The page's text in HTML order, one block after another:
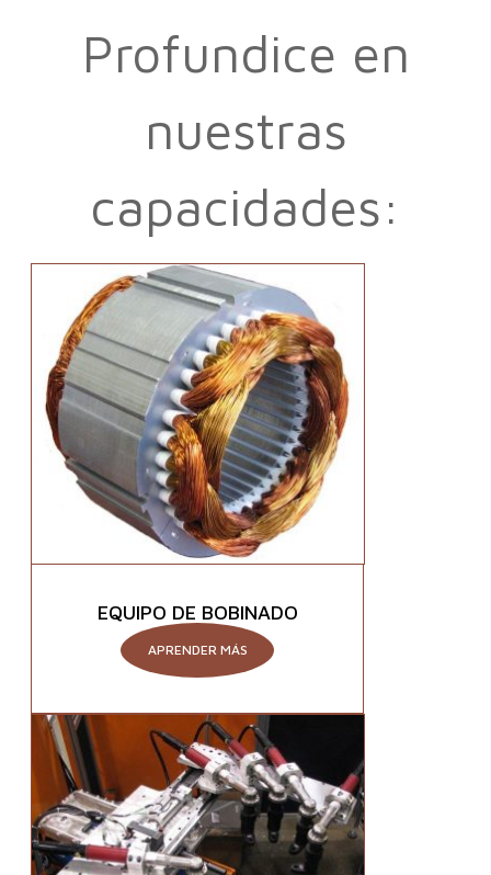
Profundice en
nuestras
capacidades:
EQUIPO DE BOBINADO
APRENDER MÁS